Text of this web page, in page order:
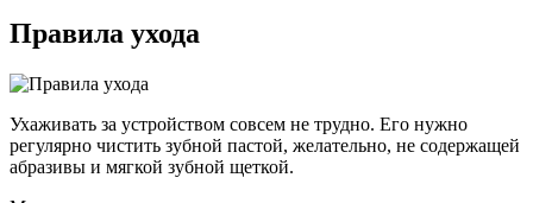
Правила ухода
Ухаживать за устройством совсем не трудно. Его нужно
регулярно чистить зубной пастой, желательно, не содержащей
абразивы и мягкой зубной щеткой.